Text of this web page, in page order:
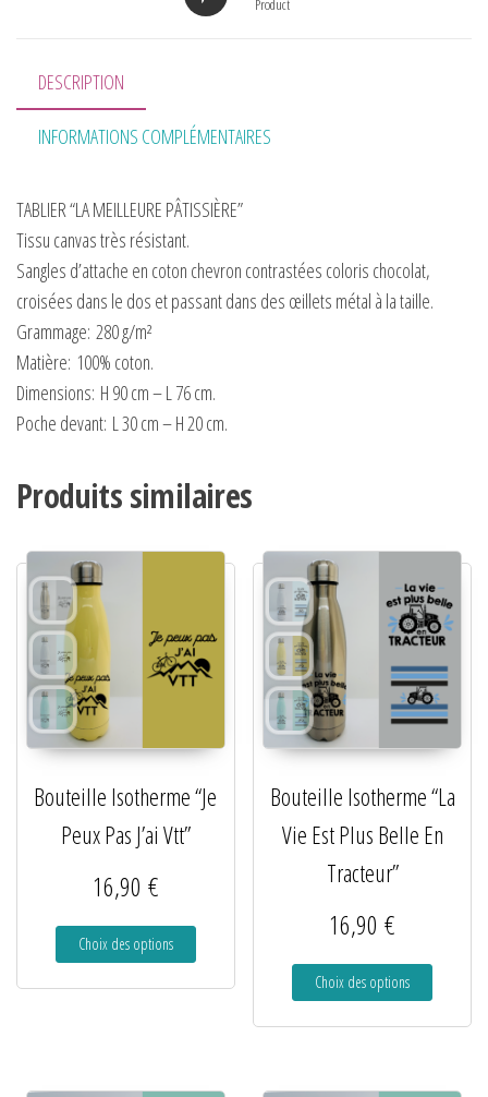
DESCRIPTION
INFORMATIONS COMPLÉMENTAIRES
TABLIER “LA MEILLEURE PÂTISSIÈRE”
Tissu canvas très résistant.
Sangles d’attache en coton chevron contrastées coloris chocolat,
croisées dans le dos et passant dans des œillets métal à la taille.
Grammage: 280 g/m²
Matière: 100% coton.
Dimensions: H 90 cm – L 76 cm.
Poche devant: L 30 cm – H 20 cm.
Produits similaires
Bouteille Isotherme “Je
Peux Pas J’ai Vtt”
16,90 €
Choix des options
Bouteille Isotherme “La
Vie Est Plus Belle En
Tracteur”
16,90€
Choix des options